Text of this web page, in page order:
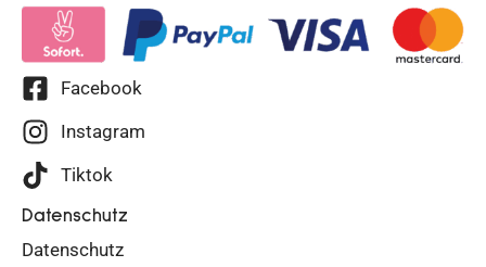
Facebook
Instagram
Tiktok
Datenschutz
Datenschutz